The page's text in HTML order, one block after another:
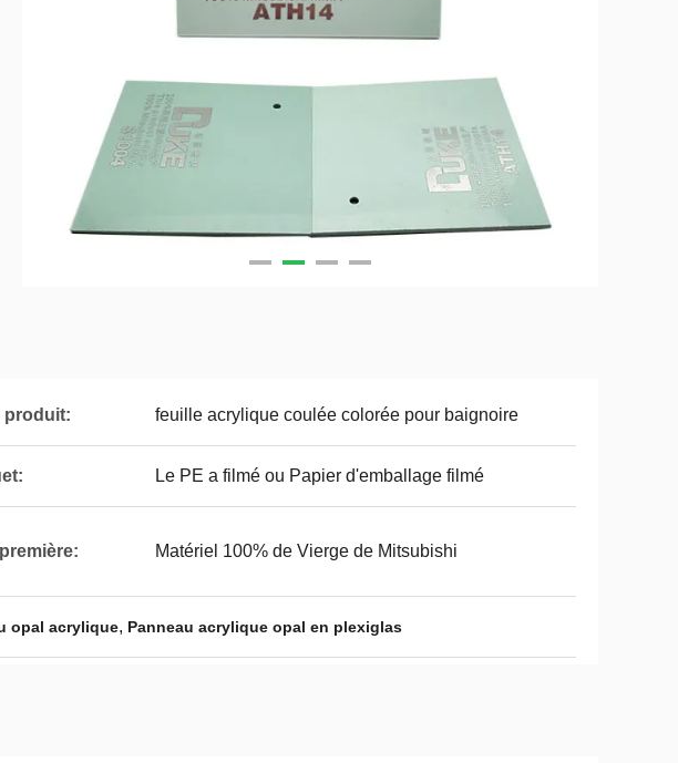
produit: feuille acrylique coulée colorée pour baignoire
Le PE a filmé ou Papier d'emballage filmé
Matériel 100% de Vierge de Mitsubishi
opal acrylique, Panneau acrylique opal en plexiglas